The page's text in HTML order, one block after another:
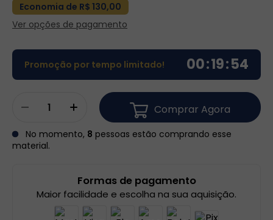
Economia de R$ 130,00
Ver opções de pagamento
Promoção por tempo limitado! 00:19:54
Comprar Agora
No momento, 8 pessoas estão comprando esse
material.
Formas de pagamento
Maior facilidade e escolha na sua aquisição.